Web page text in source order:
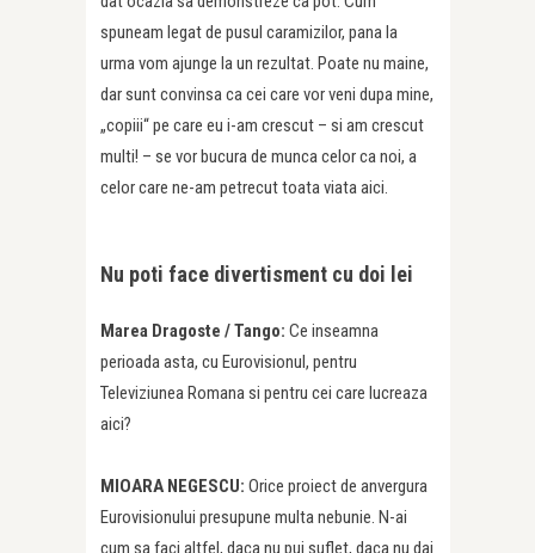
spuneam legat de pusul caramizilor, pana la
urma vom ajunge la un rezultat. Poate nu maine,
dar sunt convinsa ca cei care vor veni dupa mine,
„copiii“ pe care eu i-am crescut – si am crescut
multi! – se vor bucura de munca celor ca noi, a
celor care ne-am petrecut toata viata aici.
Nu poti face divertisment cu doi lei
Marea Dragoste /Tango: Ce inseamna
perioada asta, cu Eurovisionul, pentru
Televiziunea Romana si pentru cei care lucreaza
aici?
MIOARA NEGESCU: Orice proiect de anvergura
Eurovisionului presupune multa nebunie. N-ai
cum sa faci altfel, daca nu pui suflet, daca nu dai